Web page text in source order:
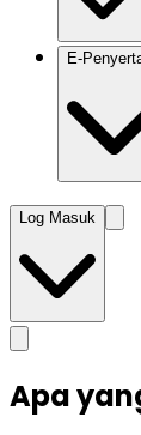
E-
Log Masuk
Apa